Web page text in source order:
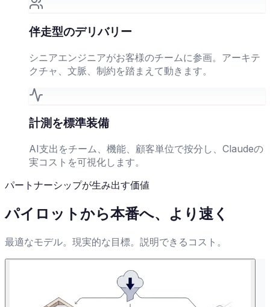
伴走型のデリバリー
シニアエンジニアがお客様のチームに参画。アーキテ
クチャ、文脈、制約を踏まえて動きます。
計測を標準装備
AI支出をチーム、機能、顧客単位で按分し、Claudeの
実コストを可視化します。
パートナーシップが生み出す価値
パイロットから本番へ、より速く
最適なモデル。現実的な目標。説明できるコスト。